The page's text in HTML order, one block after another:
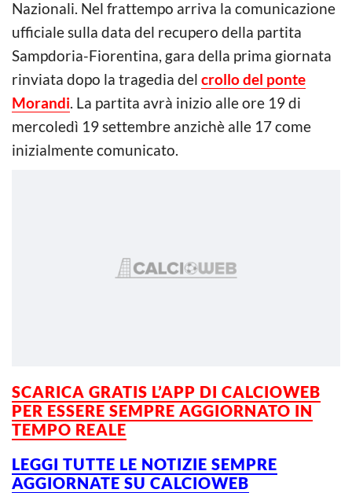
Nazionali. Nel frattempo arriva la comunicazione
ufficiale sulla data del recupero della partita
Sampdoria-Fiorentina, gara della prima giornata
rinviata dopo la tragedia del crollo del ponte
Morandi. La partita avrà inizio alle ore 19 di
mercoledì 19 settembre anzichè alle 17 come
inizialmente comunicato.
SCARICA GRATIS L’APP DI CALCIOWEB
PER ESSERE SEMPRE AGGIORNATO IN
TEMPO REALE
LEGGI TUTTE LE NOTIZIE SEMPRE
AGGIORNATE SU CALCIOWEB